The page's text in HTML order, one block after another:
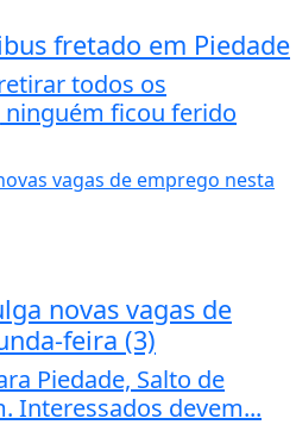
fretado em Piedade
todos os
ficou ferido
novas vagas de
feira (3)
Piedade, Salto de
Interessados devem...